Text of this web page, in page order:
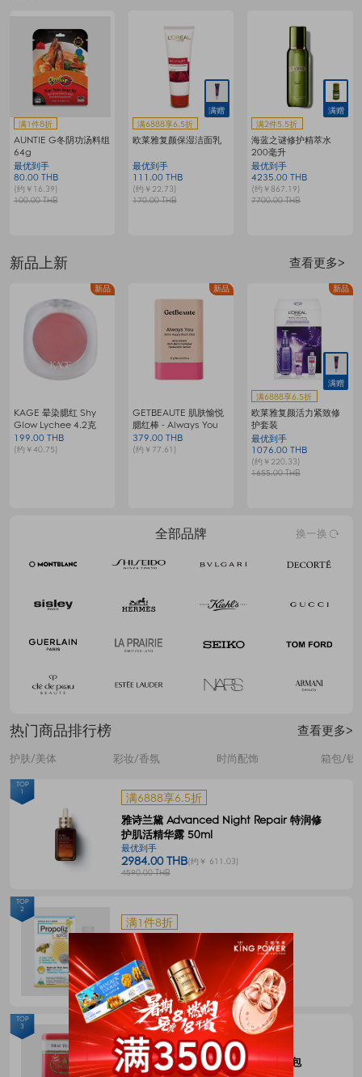
满1件8折
AUNTIE G冬阴功汤料组
64g
最优到手
80.00 THB
(约￥16.39)
100.00 THB
满赠
满6888享6.5折
欧莱雅复颜保湿洁面乳
最优到手
111.00 THB
(约￥22.73)
170.00 THB
满赠
满2件5.5折
海蓝之谜修护精萃水
200毫升
最优到手
4235.00 THB
(约￥867.19)
7700.00 THB
新品上新 查看更多>
新品
KAGE 晕染腮红 Shy
Glow Lychee 4.2克
199.00 THB
(约￥40.75)
新品
GETBEAUTE 肌肤愉悦
腮红棒 - Always You
379.00 THB
(约￥77.61)
新品
满赠
满6888享6.5折
欧莱雅复颜活力紧致修
护套装
最优到手
1076.00 THB
(约￥220.33)
1655.00 THB
全部品牌 换一换
热门商品排行榜 查看更多>
护肤/美体 彩妆/香氛 时尚配饰 箱包/钱
满6888享6.5折
雅诗兰黛 Advanced Night Repair 特润修
护肌活精华露 50ml
最优到手
2984.00 THB(约￥ 611.03)
4590.00 THB
TOP
1
满1件8折
Propoliz 蜂胶口腔喷剂 15毫升
最优到手
120.00 THB(约￥ 24.58)
150.00 THB
TOP
2
满1件8折
CHATRAMUE泰国手标红茶包4g*50包
TOP
3